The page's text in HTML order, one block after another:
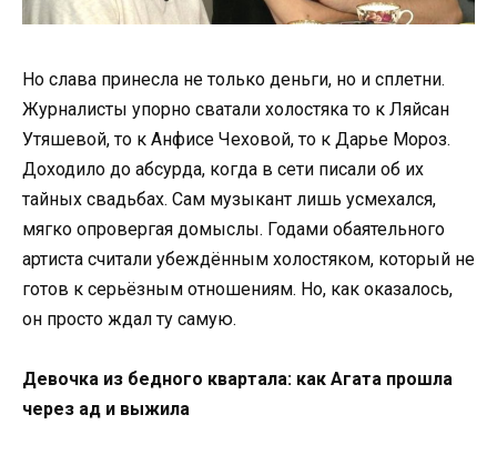
Но слава принесла не только деньги, но и сплетни.
Журналисты упорно сватали холостяка то к Ляйсан
Утяшевой, то к Анфисе Чеховой, то к Дарье Мороз.
Доходило до абсурда, когда в сети писали об их
тайных свадьбах. Сам музыкант лишь усмехался,
мягко опровергая домыслы. Годами обаятельного
артиста считали убеждённым холостяком, который не
готов к серьёзным отношениям. Но, как оказалось,
он просто ждал ту самую.
Девочка из бедного квартала: как Агата прошла
через ад и выжила